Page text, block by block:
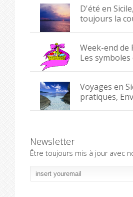
D'été en
toujours la
Week-end de
Les symboles
Voyages en
pratiques,
Newsletter
Être toujours mis à jour avec